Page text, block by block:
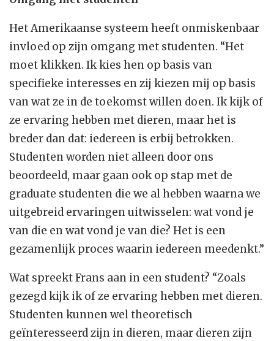
Het Amerikaanse systeem heeft onmiskenbaar
invloed op zijn omgang met studenten. “Het
moet klikken. Ik kies hen op basis van
specifieke interesses en zij kiezen mij op basis
van wat ze in de toekomst willen doen. Ik kijk of
ze ervaring hebben met dieren, maar het is
breder dan dat: iedereen is erbij betrokken.
Studenten worden niet alleen door ons
beoordeeld, maar gaan ook op stap met de
graduate studenten die we al hebben waarna we
uitgebreid ervaringen uitwisselen: wat vond je
van die en wat vond je van die? Het is een
gezamenlijk proces waarin iedereen meedenkt.”
Wat spreekt Frans aan in een student? “Zoals
gezegd kijk ik of ze ervaring hebben met dieren.
Studenten kunnen wel theoretisch
geïnteresseerd zijn in dieren, maar dieren zijn